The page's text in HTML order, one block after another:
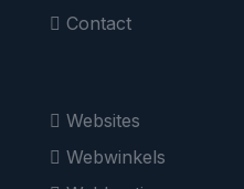
Contact
Websites
Webwinkels